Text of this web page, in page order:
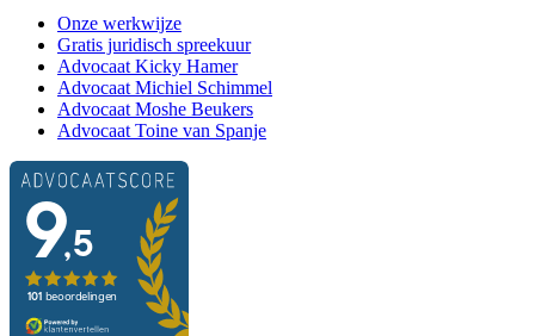
Onze werkwijze
Gratis juridisch spreekuur
Advocaat Kicky Hamer
Advocaat Michiel Schimmel
Advocaat Moshe Beukers
Advocaat Toine van Spanje